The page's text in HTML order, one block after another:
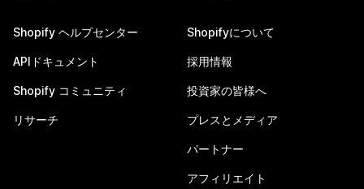
Shopify ヘルプセンター
APIドキュメント
Shopify コミュニティ
リサーチ
Shopifyについて
採用情報
投資家の皆様へ
プレスとメディア
パートナー
アフィリエイト